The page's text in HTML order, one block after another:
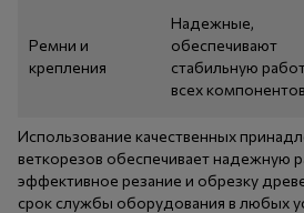
Ремни и
крепления
Надежные,
обеспечивают
стабильную
всех компонентов
Использование качественных
веткорезов обеспечивает надежную
эффективное резание и обрезку
срок службы оборудования в любых